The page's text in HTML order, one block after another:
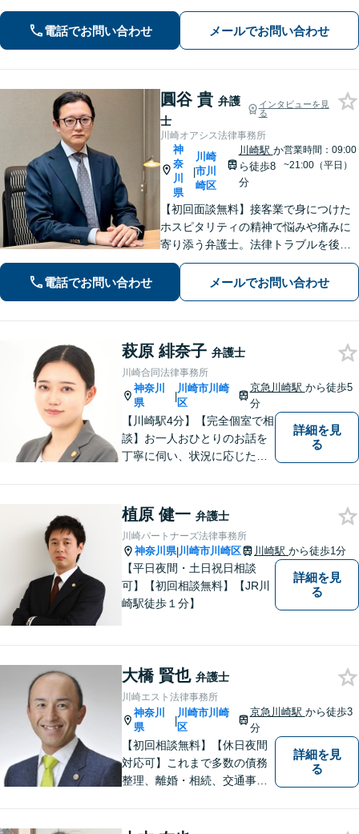
まで徹底サポートします。不安を和ら
げる「レスポンスの速さ」と「二人三
脚」の姿勢で解決まで伴走いたします
電話でお問い合わせ メールでお問い合わせ
圓谷 貴 弁護
士
インタビューを見
る
川崎オアシス法律事務所
神
奈
川
県
|
川崎
市川
崎区
川崎駅 か
ら徒歩8
分
営業時間：09:00
~21:00（平日）
【初回面談無料】接客業で身につけた
ホスピタリティの精神で悩みや痛みに
寄り添う弁護士。法律トラブルを後ろ
めたく思う必要はありません！【離婚
／借金／相続など】人生の困難を取り
除くことをお助けします。【初回面談
電話でお問い合わせ メールでお問い合わせ
萩原 緋奈子 弁護士
川崎合同法律事務所
神奈川
県
|
川崎市川崎
区
京急川崎駅 から徒歩5
分
【川崎駅4分】【完全個室で相
談】お一人おひとりのお話を
丁寧に伺い、状況に応じた解
これからの人生を諦めなくて
済むよう、精一杯お手伝いさ
せていただきます。【休日・
夜間面談可】
詳細を見
る
植原 健一 弁護士
川崎パートナーズ法律事務所
神奈川県|川崎市川崎区 川崎駅 から徒歩1分
【平日夜間・土日祝日相談
可】【初回相談無料】【JR川
崎駅徒歩１分】
詳細を見
る
大橋 賢也 弁護士
川崎エスト法律事務所
神奈川
県
|
川崎市川崎
区
京急川崎駅 から徒歩3
分
【初回相談無料】【休日夜間
対応可】これまで多数の債務
整理、離婚・相続、交通事
詳細を見
る